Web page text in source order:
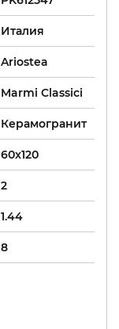
Италия
Ariostea
Marmi Classici
Керамогранит
60x120
2
1.44
8